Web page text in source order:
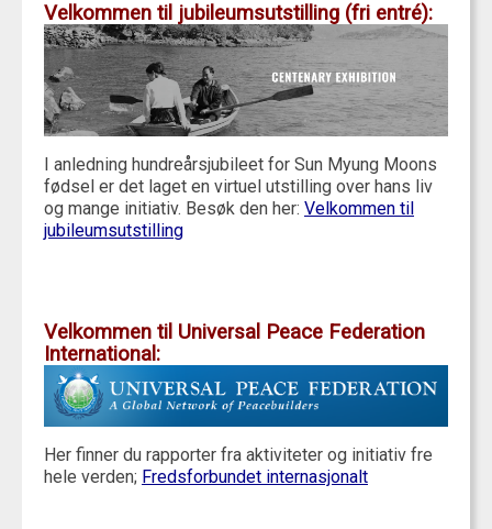
Velkommen til jubileumsutstilling (fri entré):
I anledning hundreårsjubileet for Sun Myung Moons
fødsel er det laget en virtuel utstilling over hans liv
og mange initiativ. Besøk den her: Velkommen til
jubileumsutstilling
Velkommen til Universal Peace Federation
International:
Her finner du rapporter fra aktiviteter og initiativ fre
hele verden; Fredsforbundet internasjonalt